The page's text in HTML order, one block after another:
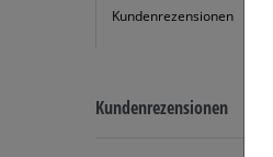
Kundenrezensionen
Kundenrezensionen